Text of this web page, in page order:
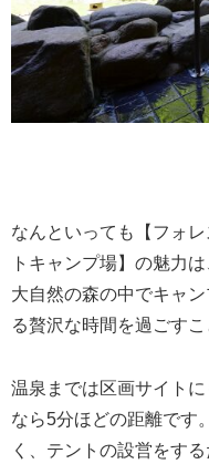
なんといっても【フォ
トキャンプ場】の魅力は
大自然の森の中でキャ
る贅沢な時間を過ごすこ
温泉までは区画サイト
なら5分ほどの距離です
く、テントの設営をす